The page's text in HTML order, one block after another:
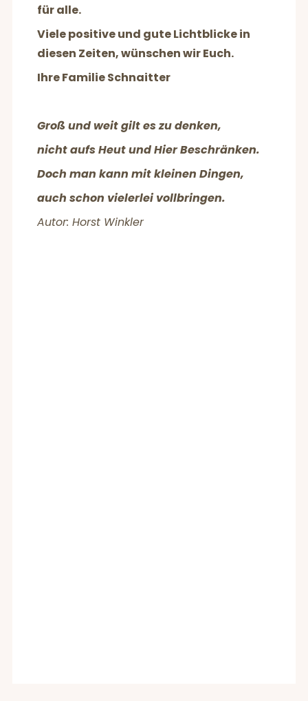
für alle.
Viele positive und gute Lichtblicke in
diesen Zeiten, wünschen wir Euch.
Ihre Familie Schnaitter
Groß und weit gilt es zu denken,
nicht aufs Heut und Hier Beschränken.
Doch man kann mit kleinen Dingen,
auch schon vielerlei vollbringen.
Autor: Horst Winkler